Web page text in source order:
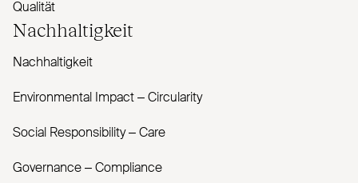
Qualität
Nachhaltigkeit
Nachhaltigkeit
Envi­ronmental Impact – Cir­cularity
Social Responsibility – Care
Governance – Com­pliance